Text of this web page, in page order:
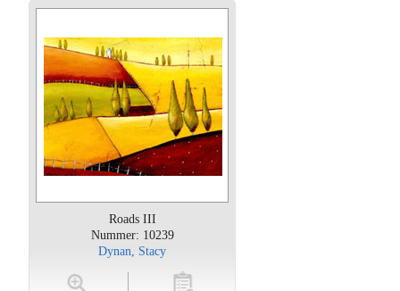
Roads III
Nummer: 10239
Dynan, Stacy
toevoegen